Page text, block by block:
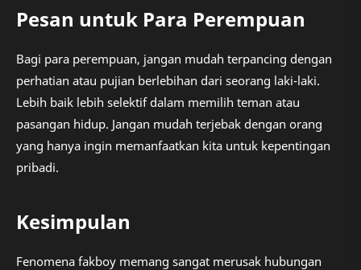
Pesan untuk Para Perempuan
Bagi para perempuan, jangan mudah terpancing dengan
perhatian atau pujian berlebihan dari seorang laki-laki.
Lebih baik lebih selektif dalam memilih teman atau
pasangan hidup. Jangan mudah terjebak dengan orang
yang hanya ingin memanfaatkan kita untuk kepentingan
pribadi.
Kesimpulan
Fenomena fakboy memang sangat merusak hubungan